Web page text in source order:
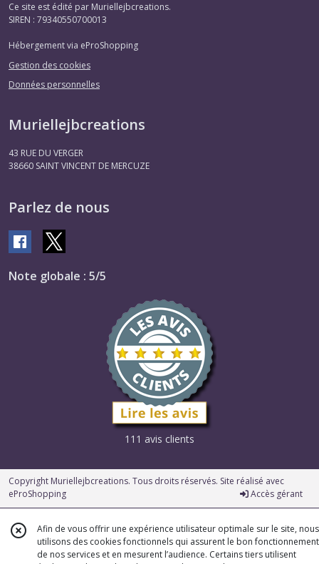
Ce site est édité par Muriellejbcreations.
SIREN : 79340550700013
Hébergement via eProShopping
Gestion des cookies
Données personnelles
Muriellejbcreations
43 RUE DU VERGER
38660 SAINT VINCENT DE MERCUZE
Parlez de nous
Note globale : 5/5
111 avis clients
Copyright Muriellejbcreations. Tous droits réservés. Site réalisé avec
eProShopping
Accès gérant
Afin de vous offrir une expérience utilisateur optimale sur le site, nous
utilisons des cookies fonctionnels qui assurent le bon fonctionnement
de nos services et en mesurent l’audience. Certains tiers utilisent